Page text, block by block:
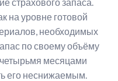
на уровне готовой
необходимых
по своему объёму
месяцами
его неснижаемым.